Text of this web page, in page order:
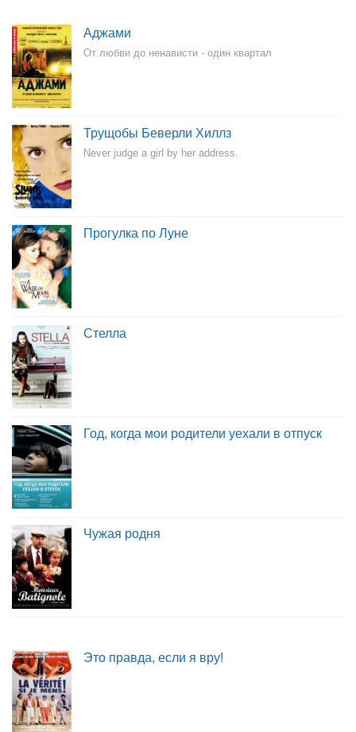
Аджами
От любви до ненависти - один квартал
Трущобы Беверли Хиллз
Never judge a girl by her address.
Прогулка по Луне
Стелла
Год, когда мои родители уехали в отпуск
Чужая родня
Это правда, если я вру!